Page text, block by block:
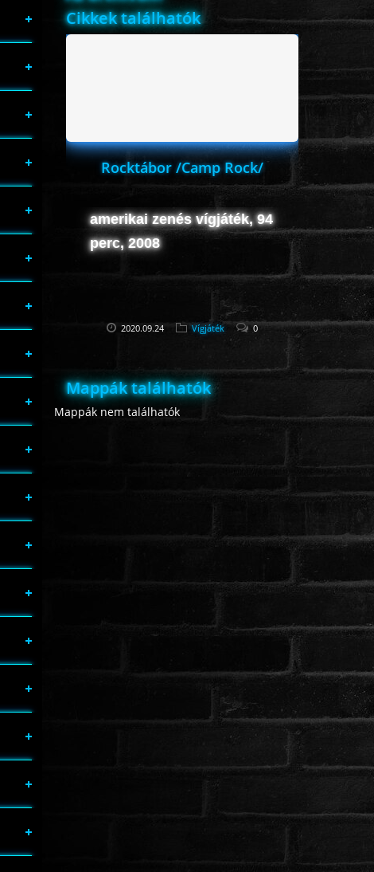
Cikkek találhatók
Rocktábor /Camp Rock/
amerikai zenés vígjáték, 94
perc, 2008
2020.09.24 Vígjáték 0
Mappák találhatók
Mappák nem találhatók